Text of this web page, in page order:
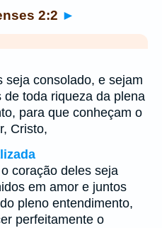
2:2 ►
seja consolado, e sejam
toda riqueza da plena
para que conheçam o
Cristo,
coração deles seja
em amor e juntos
pleno entendimento,
perfeitamente o